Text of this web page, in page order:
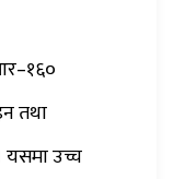
तथा
यसमा उच्च